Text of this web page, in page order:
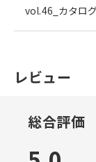
vol.46_カタロ
レビュー
総合評価